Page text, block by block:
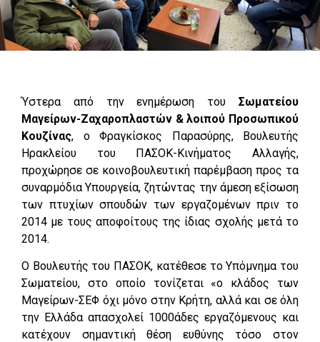
Ύστερα από την ενημέρωση του Σωματείου
Μαγείρων-Ζαχαροπλαστών & λοιπού Προσωπικού
Κουζίνας, ο Φραγκίσκος Παρασύρης, Βουλευτής
Ηρακλείου του ΠΑΣΟΚ-Κινήματος Αλλαγής,
προχώρησε σε κοινοβουλευτική παρέμβαση προς τα
συναρμόδια Υπουργεία, ζητώντας την άμεση εξίσωση
των πτυχίων σπουδών των εργαζομένων πριν το
2014 με τους αποφοίτους της ίδιας σχολής μετά το
2014.
Ο Βουλευτής του ΠΑΣΟΚ, κατέθεσε το Υπόμνημα του
Σωματείου, στο οποίο τονίζεται «ο κλάδος των
Μαγείρων-ΣΕΦ όχι μόνο στην Κρήτη, αλλά και σε όλη
την Ελλάδα απασχολεί 1000άδες εργαζόμενους και
κατέχουν σημαντική θέση ευθύνης τόσο στον